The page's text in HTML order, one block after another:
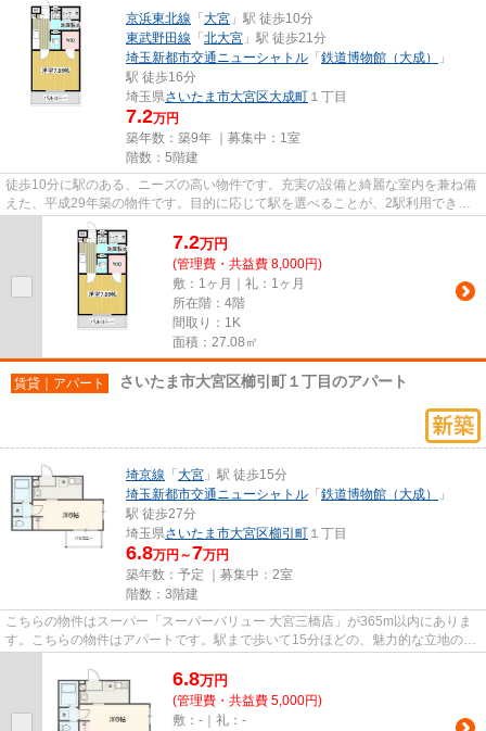
京浜東北線 「 大宮 」駅 徒歩10分
東武野田線 「 北大宮 」駅 徒歩21分
埼玉新都市交通ニューシャトル 「 鉄道博物館（大成）
」
駅 徒歩16分
埼玉県さいたま市大宮区大成町 １丁目
7.2万円
築年数：築9年 ｜募集中： 1室
階数：5階建
徒歩10分に駅のある、ニーズの高い物件です。充実の設備と綺麗な室内を兼ね備
えた、平成29年築の物件です。目的に応じて駅を選べることが、2駅利用できる
この物件のメリットです。防犯...
7.2万円
(管理費・共益費 8,000円)
敷：1ヶ月｜礼：1ヶ月
所在階：4階
間取り：1K
面積：27.08㎡
賃貸｜アパート さいたま市大宮区櫛引町１丁目のアパート
埼京線 「 大宮 」駅 徒歩15分
埼玉新都市交通ニューシャトル 「 鉄道博物館（大成）
」
駅 徒歩27分
埼玉県さいたま市大宮区櫛引町 １丁目
6.8万円～7万円
築年数：予定 ｜募集中： 2室
階数：3階建
こちらの物件はスーパー「スーパーバリュー 大宮三橋店」が365m以内にありま
す。こちらの物件はアパートです。駅まで歩いて15分ほどの、魅力的な立地の物
6.8万円
(管理費・共益費 5,000円)
敷：-｜礼：-